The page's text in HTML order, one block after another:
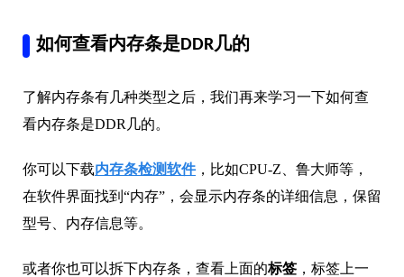
如何查看内存条是DDR几的
了解内存条有几种类型之后，我们再来学习一下如何查
看内存条是DDR几的。
你可以下载内存条检测软件，比如CPU-Z、鲁大师等，
在软件界面找到“内存”，会显示内存条的详细信息，保留
型号、内存信息等。
或者你也可以拆下内存条，查看上面的标签 ，标签上一